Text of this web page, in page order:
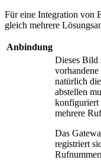
Für eine Integration von
gleich mehrere
Anbindung
Dieses Bild
natürlich
abstellen
konfiguriert
mehrere
Das
registriert